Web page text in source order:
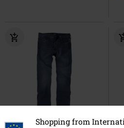
Shopping from
% -